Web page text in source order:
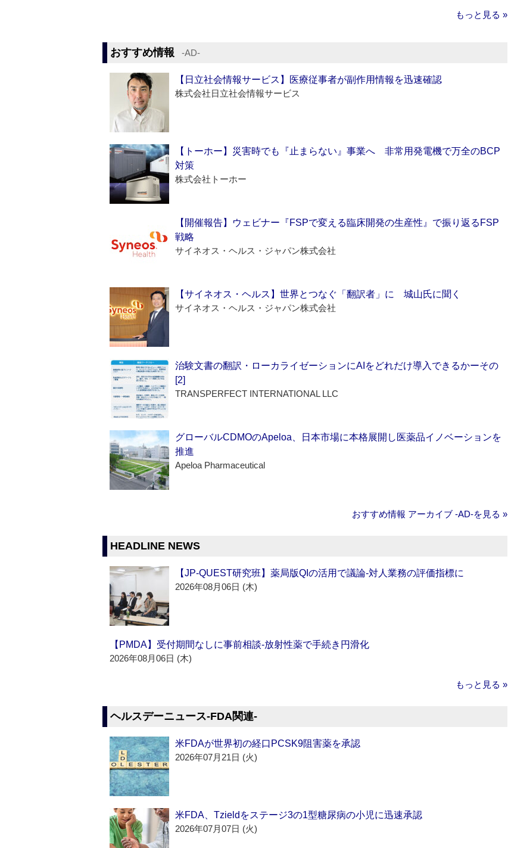
もっと見る »
おすすめ情報 ‐AD‐
【日立社会情報サービス】医療従事者が副作用情報を迅速確認
株式会社日立社会情報サービス
【トーホー】災害時でも『止まらない』事業へ 非常用発電機で万全のBCP
対策
株式会社トーホー
【開催報告】ウェビナー『FSPで変える臨床開発の生産性』で振り返るFSP
戦略
サイネオス・ヘルス・ジャパン株式会社
【サイネオス・ヘルス】世界とつなぐ「翻訳者」に 城山氏に聞く
サイネオス・ヘルス・ジャパン株式会社
治験文書の翻訳・ローカライゼーションにAIをどれだけ導入できるかーその
[2]
TRANSPERFECT INTERNATIONAL LLC
グローバルCDMOのApeloa、日本市場に本格展開し医薬品イノベーションを
推進
Apeloa Pharmaceutical
おすすめ情報 アーカイブ ‐AD‐を見る »
HEADLINE NEWS
【JP-QUEST研究班】薬局版QIの活用で議論‐対人業務の評価指標に
2026年08月06日 (木)
【PMDA】受付期間なしに事前相談‐放射性薬で手続き円滑化
2026年08月06日 (木)
もっと見る »
ヘルスデーニュース‐FDA関連‐
米FDAが世界初の経口PCSK9阻害薬を承認
2026年07月21日 (火)
米FDA、Tzieldをステージ3の1型糖尿病の小児に迅速承認
2026年07月07日 (火)